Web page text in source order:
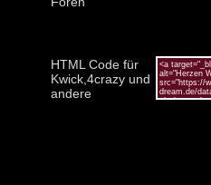
HTML Code für
Kwick,4crazy und
andere